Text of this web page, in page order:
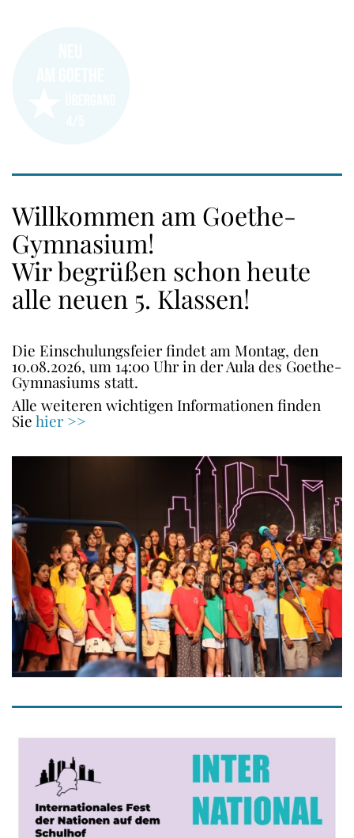
Willkommen am Goethe-
Gymnasium!
Wir begrüßen schon heute
alle neuen 5. Klassen!
Die Einschulungsfeier findet am Montag, den
10.08.2026, um 14:00 Uhr in der Aula des Goethe-
Gymnasiums statt.
Alle weiteren wichtigen Informationen finden
Siehier >>